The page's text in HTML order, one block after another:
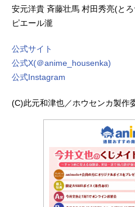
安元洋貴 斉藤壮馬 村田秀亮(と
ピエール瀧
公式サイト
公式X(＠anime_housenka)
公式Instagram
(C)此元和津也／ホウセンカ製作